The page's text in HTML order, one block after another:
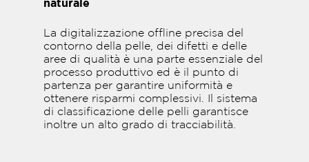
naturale
La digitalizzazione offline precisa del
contorno della pelle, dei difetti e delle
aree di qualità è una parte essenziale del
processo produttivo ed è il punto di
partenza per garantire uniformità e
ottenere risparmi complessivi. Il sistema
di classificazione delle pelli garantisce
inoltre un alto grado di tracciabilità.